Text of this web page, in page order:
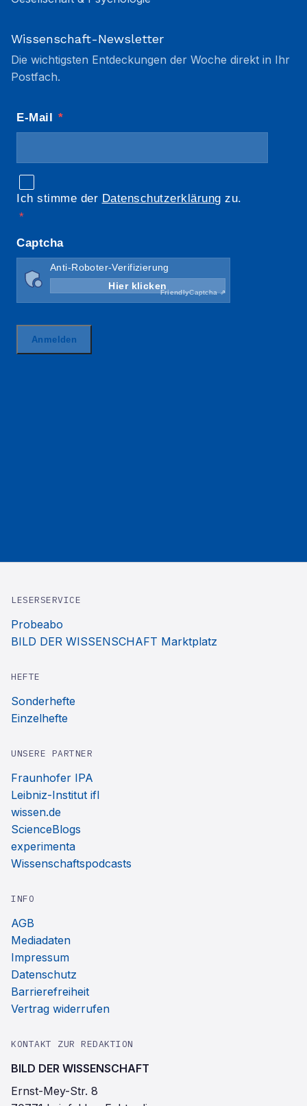
Wissenschaft-Newsletter
Die wichtigsten Entdeckungen der Woche direkt in Ihr
Postfach.
LESERSERVICE
Probeabo
BILD DER WISSENSCHAFT Marktplatz
HEFTE
Sonderhefte
Einzelhefte
UNSERE PARTNER
Fraunhofer IPA
Leibniz-Institut ifl
wissen.de
ScienceBlogs
experimenta
Wissenschaftspodcasts
INFO
AGB
Mediadaten
Impressum
Datenschutz
Barrierefreiheit
Vertrag widerrufen
KONTAKT ZUR REDAKTION
BILD DER WISSENSCHAFT
Ernst-Mey-Str. 8